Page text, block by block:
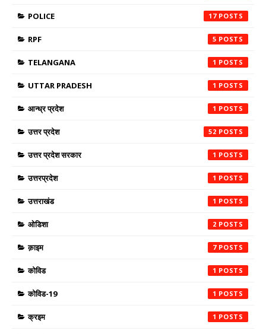
POLICE 17
RPF 5
TELANGANA 1
UTTAR PRADESH 1
आन्ध्र प्रदेश 1
उत्तर प्रदेश 52
उत्तर प्रदेश सरकार 1
उत्तरप्रदेश 1
उत्तराखंड 1
ओडिशा 2
क़ाइम 7
कोविड 1
कोविड-19 1
क्रइम 1